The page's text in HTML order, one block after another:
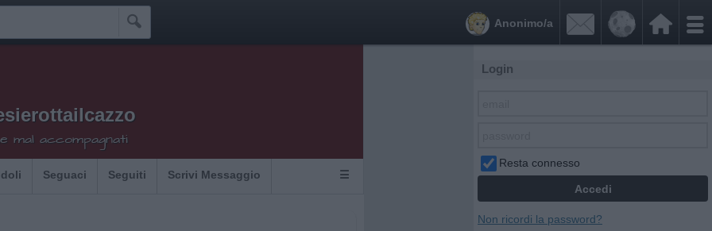
 

Anonimo/a
mal accompagnati
Seguaci Seguiti Scrivi Messaggio ☰
Login
Resta connesso
Non ricordi la password?